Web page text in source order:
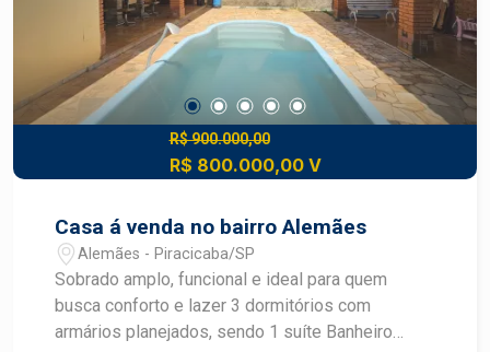
R$ 900.000,00
R$ 800.000,00 V
Casa á venda no bairro Alemães
Alemães - Piracicaba/SP
Sobrado amplo, funcional e ideal para quem
busca conforto e lazer 3 dormitórios com
armários planejados, sendo 1 suíte Banheiro